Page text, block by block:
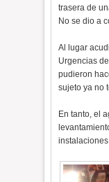
trasera de
No se dio a
Al lugar
Urgencias
pudieron
sujeto ya no
En tanto, el